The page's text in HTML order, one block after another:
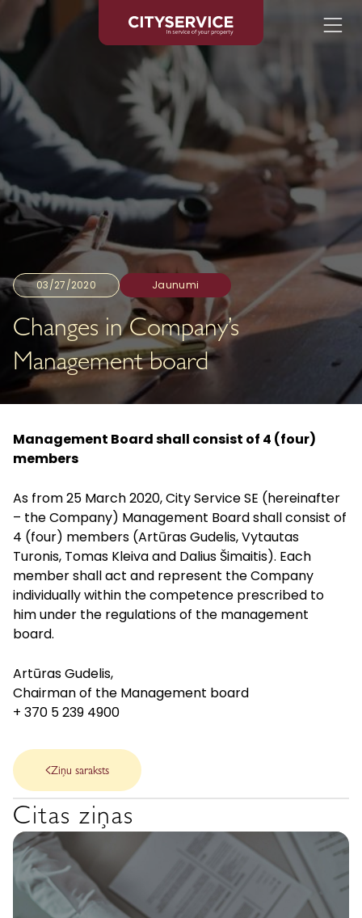
03/27/2020 Jaunumi
Changes in Company’s
Management board
Management Board shall consist of 4 (four)
members
As from 25 March 2020, City Service SE (hereinafter
– the Company) Management Board shall consist of
4 (four) members (Artūras Gudelis, Vytautas
Turonis, Tomas Kleiva and Dalius Šimaitis). Each
member shall act and represent the Company
individually within the competence prescribed to
him under the regulations of the management
board.
Artūras Gudelis,
Chairman of the Management board
+ 370 5 239 4900
Ziņu saraksts
Citas ziņas